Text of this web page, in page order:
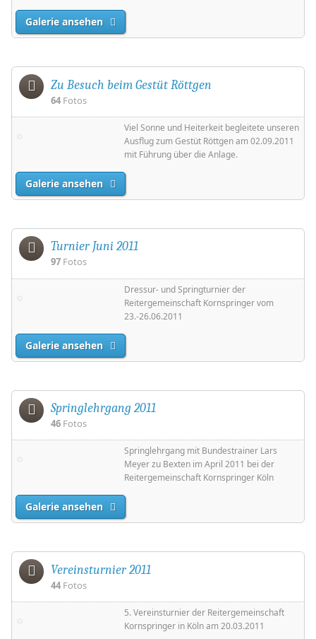
Galerie ansehen
Zu Besuch beim Gestüt Röttgen
64 Fotos
Viel Sonne und Heiterkeit begleitete unseren
Ausflug zum Gestüt Röttgen am 02.09.2011
mit Führung über die Anlage.
Galerie ansehen
Turnier Juni 2011
97 Fotos
Dressur- und Springturnier der
Reitergemeinschaft Kornspringer vom
23.-26.06.2011
Galerie ansehen
Springlehrgang 2011
46 Fotos
Springlehrgang mit Bundestrainer Lars
Meyer zu Bexten im April 2011 bei der
Reitergemeinschaft Kornspringer Köln
Galerie ansehen
Vereinsturnier 2011
44 Fotos
5. Vereinsturnier der Reitergemeinschaft
Kornspringer in Köln am 20.03.2011